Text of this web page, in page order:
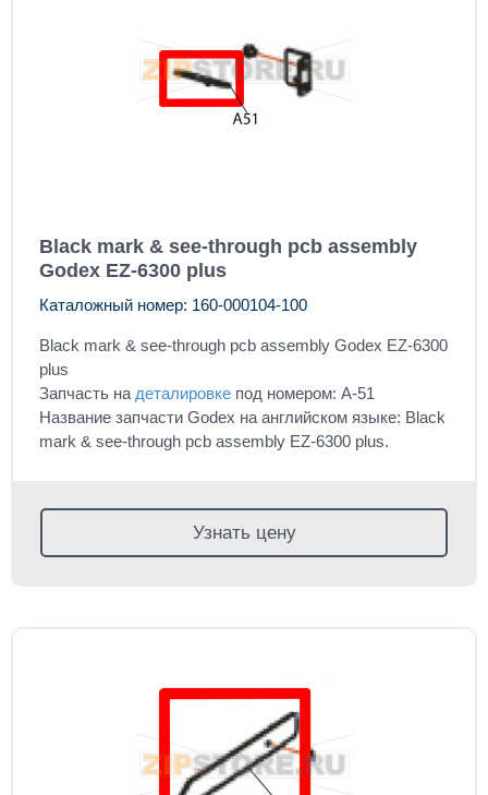
Black mark & see-through pcb assembly
Godex EZ-6300 plus
Каталожный номер: 160-000104-100
Black mark & see-through pcb assembly Godex EZ-6300
plus
Запчасть на деталировке под номером: A-51
Название запчасти Godex на английском языке: Black
mark & see-through pcb assembly EZ-6300 plus.
Узнать цену